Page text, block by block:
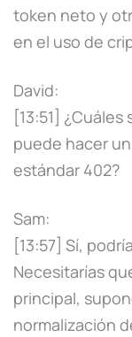
token neto y
en el uso de
David:
[13:51]
puede hacer
estándar 402?
Sam:
[13:57] Sí,
Necesitarías
principal,
normalización